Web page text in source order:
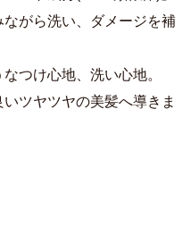
がら洗い、ダメージを補
つけ心地、洗い心地。
ツヤツヤの美髪へ導きま